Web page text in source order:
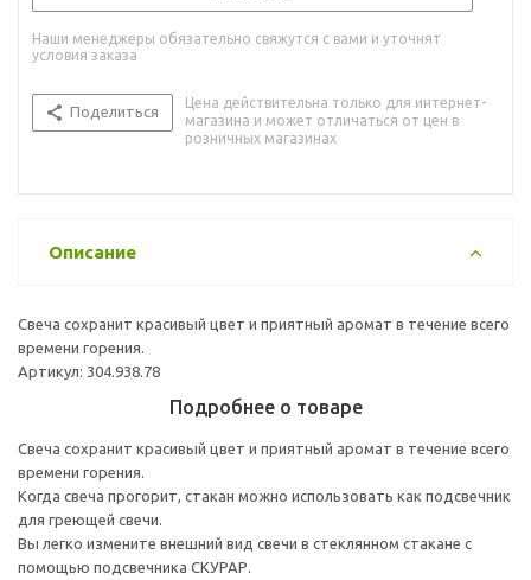
Наши менеджеры обязательно свяжутся с вами и уточнят
условия заказа
Поделиться
Цена действительна только для интернет-
магазина и может отличаться от цен в
розничных магазинах
Описание
Свеча сохранит красивый цвет и приятный аромат в течение всего
времени горения.
Артикул: 304.938.78
Подробнее о товаре
Свеча сохранит красивый цвет и приятный аромат в течение всего
времени горения.
Когда свеча прогорит, стакан можно использовать как подсвечник
для греющей свечи.
Вы легко измените внешний вид свечи в стеклянном стакане с
помощью подсвечника СКУРАР.